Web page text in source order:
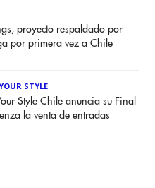
proyecto respaldado por
por primera vez a Chile
STYLE
Style Chile anuncia su Final
la venta de entradas